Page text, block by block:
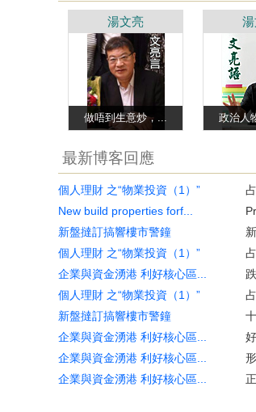
湯文亮
做唔到生意炒，... 政治人
最新博客回應
個人理財 之“物業投資（1）”
New build properties forf...
新盤撻訂搞響樓市警鐘
個人理財 之“物業投資（1）”
企業與資金湧港 利好核心區...
個人理財 之“物業投資（1）”
新盤撻訂搞響樓市警鐘
企業與資金湧港 利好核心區...
企業與資金湧港 利好核心區...
企業與資金湧港 利好核心區...